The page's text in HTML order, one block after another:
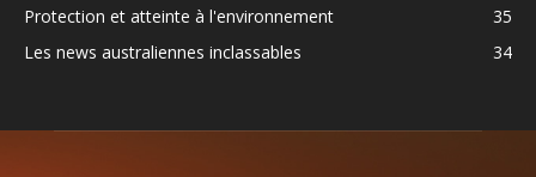
Protection et atteinte à l'environnement
35
Les news australiennes inclassables
34